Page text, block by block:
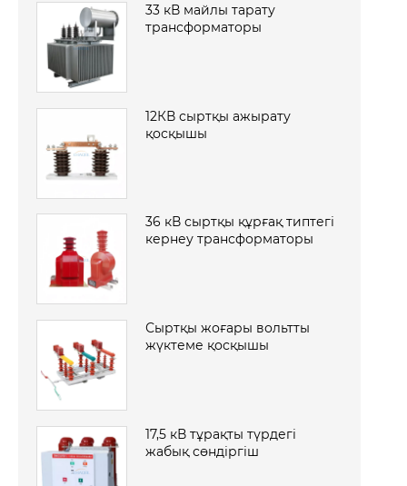
33 кВ майлы тарату
трансформаторы
12КВ сыртқы ажырату
қосқышы
36 кВ сыртқы құрғақ типтегі
кернеу трансформаторы
Сыртқы жоғары вольтты
жүктеме қосқышы
17,5 кВ тұрақты түрдегі
жабық сөндіргіш